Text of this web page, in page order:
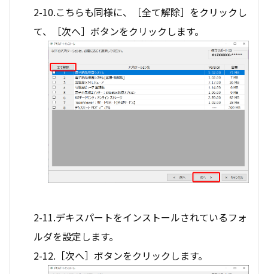
2-10.こちらも同様に、［全て解除］をクリックし
て、［次へ］ボタンをクリックします。
2-11.デキスパートをインストールされているフォ
ルダを設定します。
2-12.［次へ］ボタンをクリックします。